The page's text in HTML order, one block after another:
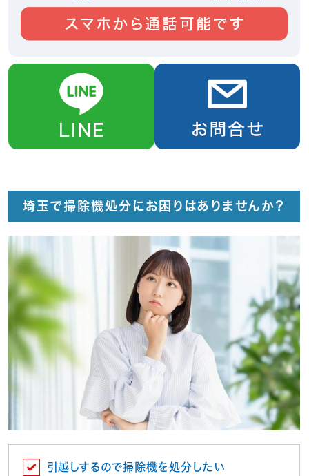
埼玉で掃除機処分にお困りはありませんか？
引越しするので掃除機を処分したい